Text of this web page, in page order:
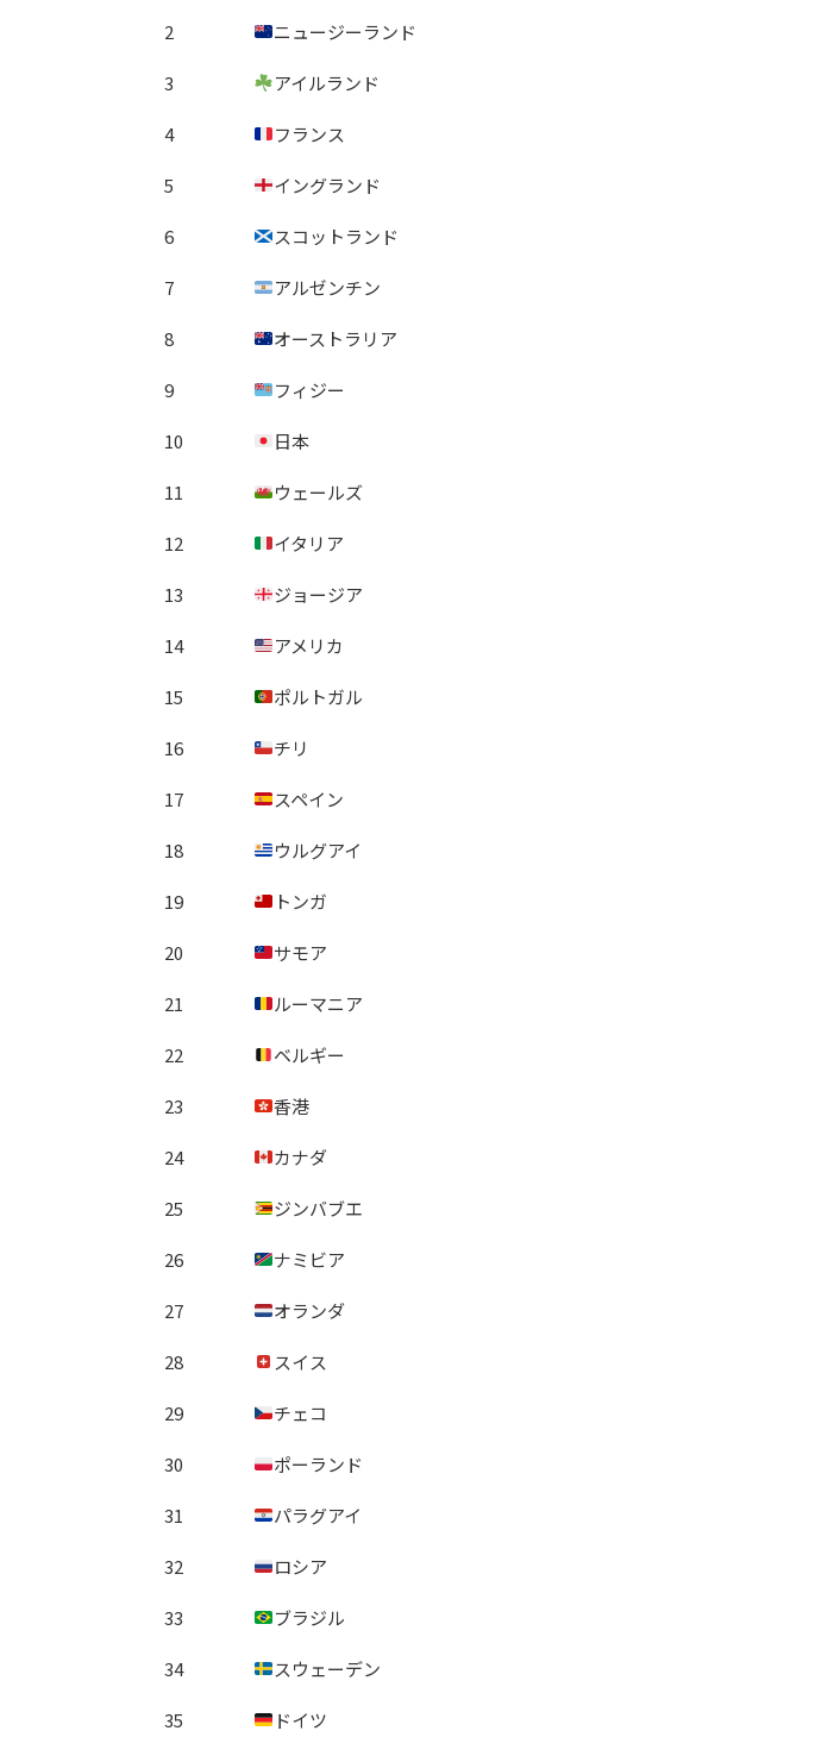
2 ニュージーランド
3 アイルランド
4 フランス
5 イングランド
6 スコットランド
7 アルゼンチン
8 オーストラリア
9 フィジー
10 日本
11 ウェールズ
12 イタリア
13 ジョージア
14 アメリカ
15 ポルトガル
16 チリ
17 スペイン
18 ウルグアイ
19 トンガ
20 サモア
21 ルーマニア
22 ベルギー
23 香港
24 カナダ
25 ジンバブエ
26 ナミビア
27 オランダ
28 スイス
29 チェコ
30 ポーランド
31 パラグアイ
32 ロシア
33 ブラジル
34 スウェーデン
35 ドイツ